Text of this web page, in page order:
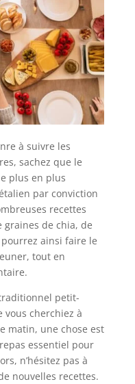
à suivre les
sachez que le
plus en plus
par conviction
recettes
graines de chia, de
pourrez ainsi faire le
tout en
petit-
vous cherchiez à
matin, une chose est
essentiel pour
n’hésitez pas à
nouvelles recettes.